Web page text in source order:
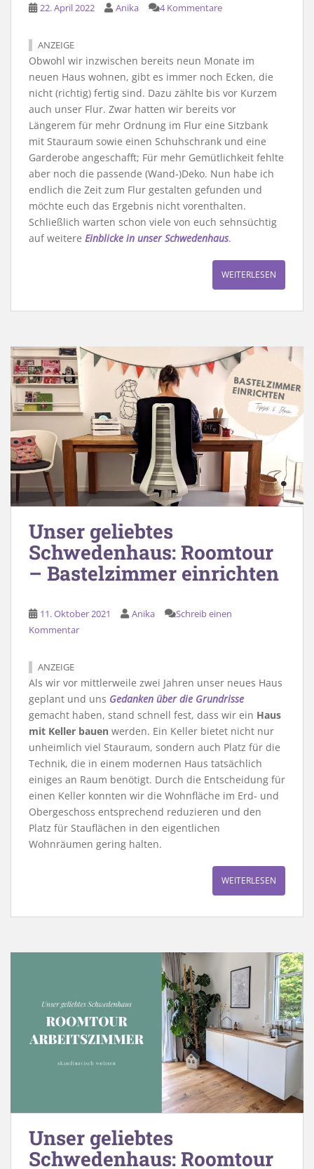
22. April 2022 Anika 4 Kommentare
ANZEIGE
Obwohl wir inzwischen bereits neun Monate im
neuen Haus wohnen, gibt es immer noch Ecken, die
nicht (richtig) fertig sind. Dazu zählte bis vor Kurzem
auch unser Flur. Zwar hatten wir bereits vor
Längerem für mehr Ordnung im Flur eine Sitzbank
mit Stauraum sowie einen Schuhschrank und eine
Garderobe angeschafft; Für mehr Gemütlichkeit fehlte
aber noch die passende (Wand-)Deko. Nun habe ich
endlich die Zeit zum Flur gestalten gefunden und
möchte euch das Ergebnis nicht vorenthalten.
Schließlich warten schon viele von euch sehnsüchtig
auf weitere Einblicke in unser Schwedenhaus.
WEITERLESEN
Unser geliebtes
Schwedenhaus: Roomtour
– Bastelzimmer einrichten
11. Oktober 2021 Anika
Schreib einen
Kommentar
ANZEIGE
Als wir vor mittlerweile zwei Jahren unser neues Haus
geplant und uns Gedanken über die Grundrisse
gemacht haben, stand schnell fest, dass wir ein Haus
mit Keller bauen werden. Ein Keller bietet nicht nur
unheimlich viel Stauraum, sondern auch Platz für die
Technik, die in einem modernen Haus tatsächlich
einiges an Raum benötigt. Durch die Entscheidung für
einen Keller konnten wir die Wohnfläche im Erd- und
Obergeschoss entsprechend reduzieren und den
Platz für Stauflächen in den eigentlichen
Wohnräumen gering halten.
WEITERLESEN
Unser geliebtes
Schwedenhaus: Roomtour